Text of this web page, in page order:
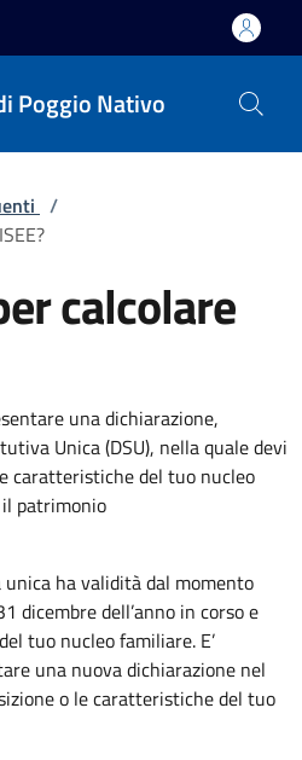
Poggio Nativo
/
calcolare
una dichiarazione,
Unica (DSU), nella quale devi
caratteristiche del tuo nucleo
patrimonio
ha validità dal momento
dicembre dell’anno in corso e
tuo nucleo familiare. E’
una nuova dichiarazione nel
o le caratteristiche del tuo